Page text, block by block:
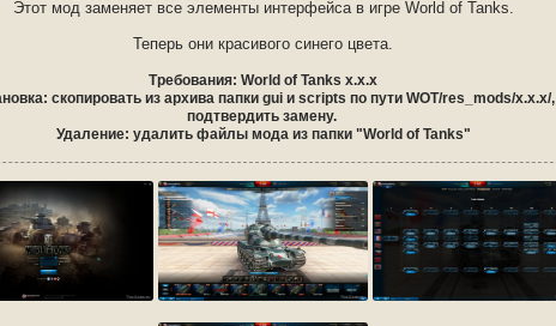
Этот мод заменяет все элементы интерфейса в игре World of Tanks.
Теперь они красивого синего цвета.
Требования: World of Tanks x.x.x
скопировать из архива папки gui и scripts по пути WOT/res_mods/x.x.x/,
подтвердить замену.
Удаление: удалить файлы мода из папки "World of Tanks"